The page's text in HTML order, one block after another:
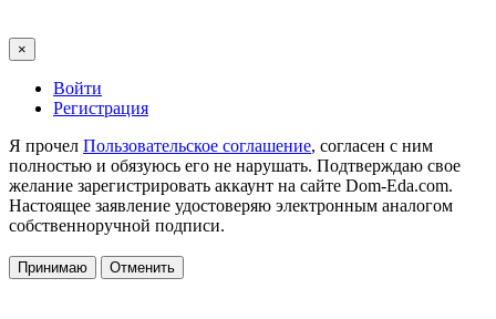
×
Войти
Регистрация
Я прочел Пользовательское соглашение, согласен с ним
полностью и обязуюсь его не нарушать. Подтверждаю свое
желание зарегистрировать аккаунт на сайте Dom-Eda.com.
Настоящее заявление удостоверяю электронным аналогом
собственноручной подписи.
Принимаю Отменить